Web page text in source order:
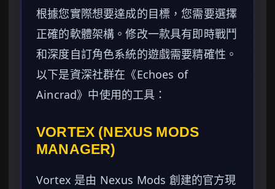
根據您實際想要達成的目標，您需要選擇
正確的軟體架構。修改一款具有即時戰鬥
和深度自訂角色系統的遊戲需要精確性。
以下是資深社群在《Echoes of
Aincrad》中使用的工具：
VORTEX (NEXUS MODS
MANAGER)
Vortex 是由 Nexus Mods 創建的官方現